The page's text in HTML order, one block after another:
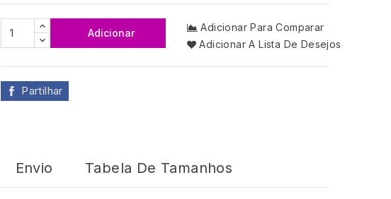
Adicionar
Adicionar Para Comparar
Adicionar A Lista De Desejos
Partilhar
Envio Tabela De Tamanhos